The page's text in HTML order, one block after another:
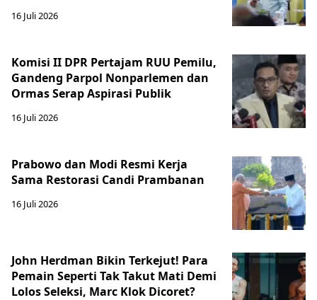
16 Juli 2026
Komisi II DPR Pertajam RUU Pemilu,
Gandeng Parpol Nonparlemen dan
Ormas Serap Aspirasi Publik
16 Juli 2026
Prabowo dan Modi Resmi Kerja
Sama Restorasi Candi Prambanan
16 Juli 2026
John Herdman Bikin Terkejut! Para
Pemain Seperti Tak Takut Mati Demi
Lolos Seleksi, Marc Klok Dicoret?